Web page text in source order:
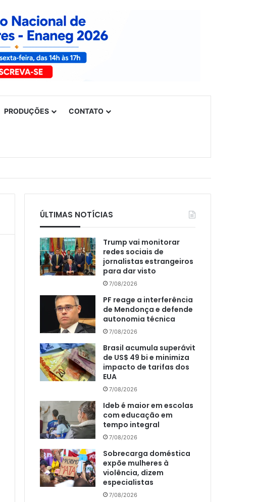
PRODUÇÕES CONTATO
ÚLTIMAS NOTÍCIAS
Trump vai monitorar
redes sociais de
jornalistas estrangeiros
para dar visto
7/08/2026
PF reage a interferência
de Mendonça e defende
autonomia técnica
7/08/2026
Brasil acumula superávit
de US$ 49 bi e minimiza
impacto de tarifas dos
EUA
7/08/2026
Ideb é maior em escolas
com educação em
tempo integral
7/08/2026
Sobrecarga doméstica
expõe mulheres à
violência, dizem
especialistas
7/08/2026